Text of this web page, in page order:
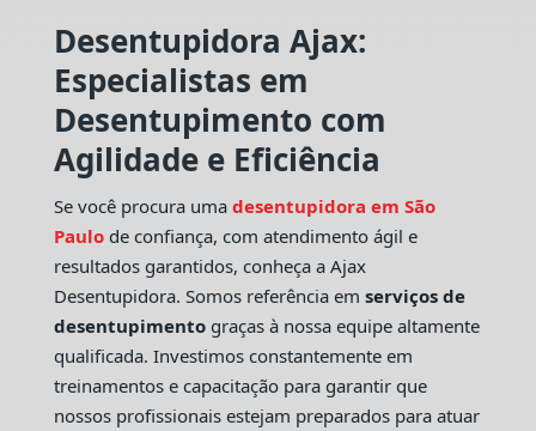
Desentupidora Ajax:
Especialistas em
Desentupimento com
Agilidade e Eficiência
Se você procura uma desentupidora em São
Paulo de confiança, com atendimento ágil e
resultados garantidos, conheça a Ajax
Desentupidora. Somos referência em serviços de
desentupimentograças à nossa equipe altamente
qualificada. Investimos constantemente em
treinamentos e capacitação para garantir que
nossos profissionais estejam preparados para atuar